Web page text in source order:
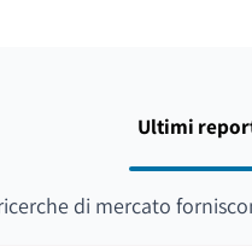
Ultimi
di mercato